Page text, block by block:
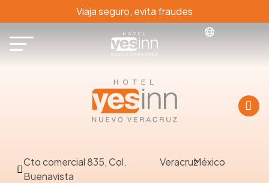
Viaja seguro, evita fraudes
Cto comercial 835, Col.
Buenavista
VeracruzMéxico